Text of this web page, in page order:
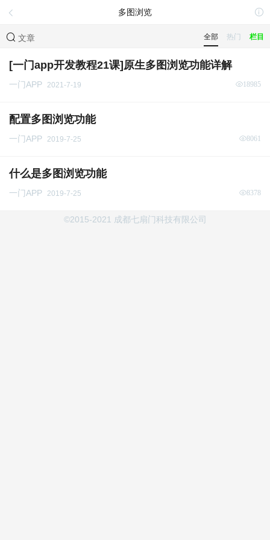
多图浏览
文章 全部 热门 栏目
[一门app开发教程21课]原生多图浏览功能详解
一门APP 2021-7-19 18985
配置多图浏览功能
一门APP 2019-7-25 8061
什么是多图浏览功能
一门APP 2019-7-25 8378
©2015-2021 成都七扇门科技有限公司